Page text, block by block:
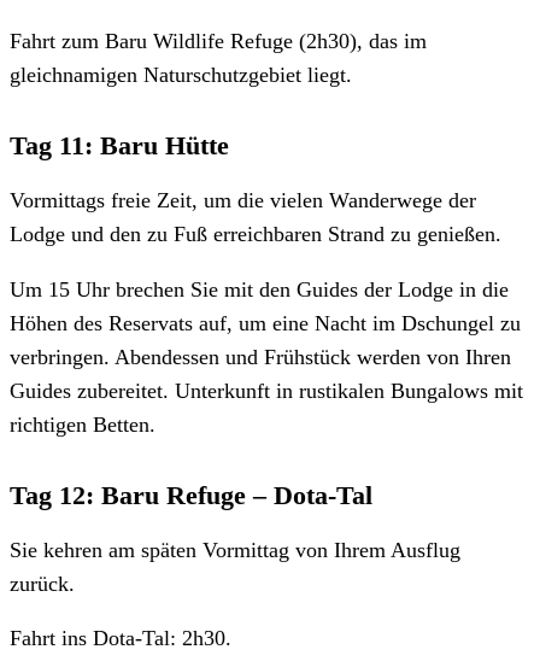
Fahrt zum Baru Wildlife Refuge (2h30), das im
gleichnamigen Naturschutzgebiet liegt.
Tag 11: Baru Hütte
Vormittags freie Zeit, um die vielen Wanderwege der
Lodge und den zu Fuß erreichbaren Strand zu genießen.
Um 15 Uhr brechen Sie mit den Guides der Lodge in die
Höhen des Reservats auf, um eine Nacht im Dschungel zu
verbringen. Abendessen und Frühstück werden von Ihren
Guides zubereitet. Unterkunft in rustikalen Bungalows mit
richtigen Betten.
Tag 12: Baru Refuge – Dota-Tal
Sie kehren am späten Vormittag von Ihrem Ausflug
zurück.
Fahrt ins Dota-Tal: 2h30.